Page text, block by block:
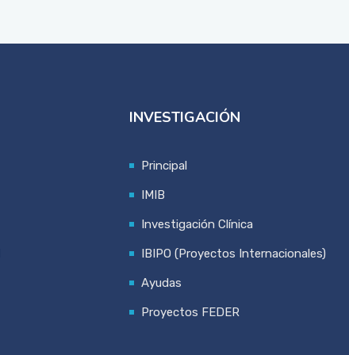
INVESTIGACIÓN
Principal
IMIB
Investigación Clínica
IBIPO (Proyectos Internacionales)
Ayudas
Proyectos FEDER